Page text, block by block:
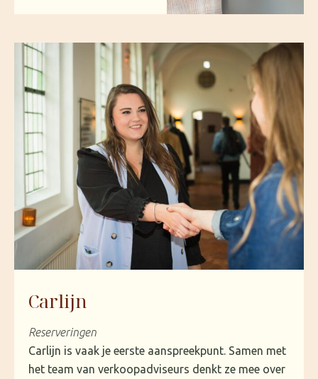
Carlijn
Reserveringen
Carlijn is vaak je eerste aanspreekpunt. Samen met
het team van verkoopadviseurs denkt ze mee over